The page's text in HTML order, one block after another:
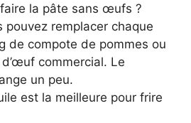
la pâte sans œufs ?
pouvez remplacer chaque
de compote de pommes ou
commercial. Le
un peu.
est la meilleure pour frire